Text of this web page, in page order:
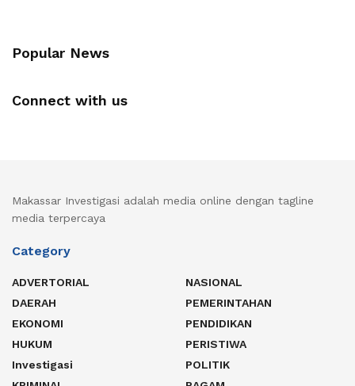
Popular News
Connect with us
Makassar Investigasi adalah media online dengan tagline
media terpercaya
Category
ADVERTORIAL
DAERAH
EKONOMI
HUKUM
Investigasi
NASIONAL
PEMERINTAHAN
PENDIDIKAN
PERISTIWA
POLITIK